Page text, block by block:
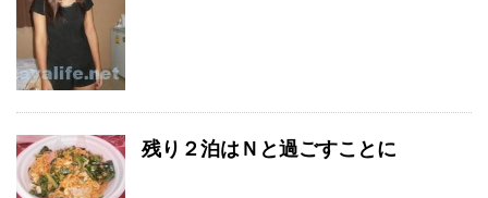
残り２泊はＮと過ごすことに